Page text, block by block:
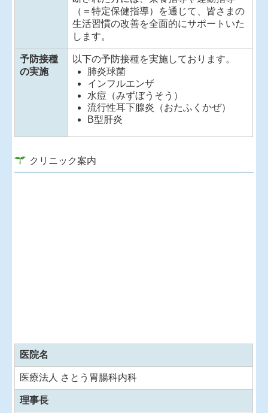
クリニック案内
医院名
医療法人 さとう胃腸科内科
理事長
（＝特定保健指導）を通じて、皆さまの
生活習慣の改善を全面的にサポートいた
します。
予防接種
の実施
以下の予防接種を実施しております。
肺炎球菌
インフルエンザ
水痘（みずぼうそう）
流行性耳下腺炎（おたふくかぜ）
B型肝炎